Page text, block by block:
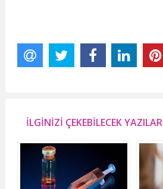
İLGİNİZİ ÇEKEBİLECEK YAZILAR